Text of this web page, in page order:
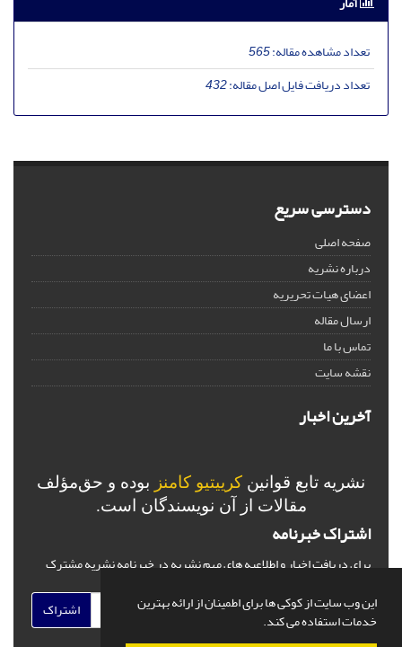
این وب سایت از کوکی ها برای اطمینان از ارائه بهترین
خدمات استفاده می کند.
تعداد مشاهده مقاله:565
تعداد دریافت فایل اصل مقاله:432
دسترسی سریع
صفحه اصلی
درباره نشریه
اعضای هیات تحریریه
ارسال مقاله
تماس با ما
نقشه سایت
آخرین اخبار
نشریه تابع قوانین کرییتیو کامنز بوده و حق‌مؤلف
مقالات از آن نویسندگان است.
اشتراک خبرنامه
برای دریافت اخبار و اطلاعیه های مهم نشریه در خبرنامه نشریه مشترک
اشتراک